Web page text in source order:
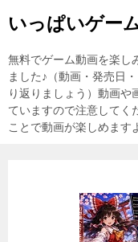
いっぱいゲー
無料でゲーム動画を楽し
ました♪（動画・発売日
り返りましょう）動画や
ていますので注意してく
ことで動画が楽しめます